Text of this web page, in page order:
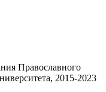
Православного
2015-2023